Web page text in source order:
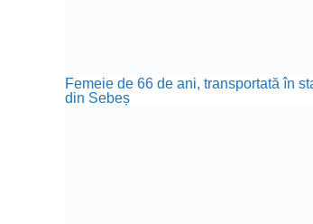
Femeie de 66 de ani, transportată în
din Sebeș